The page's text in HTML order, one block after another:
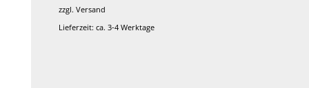
zzgl.Versand
Lieferzeit: ca. 3-4 Werktage